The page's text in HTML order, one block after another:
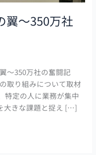
翼～350万社
～350万社の奮闘記
取り組みについて取材
特定の人に業務が集中
大きな課題と捉え […]